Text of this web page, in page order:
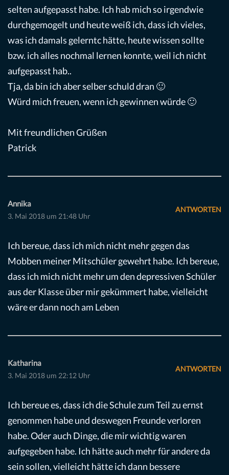
selten aufgepasst habe. Ich hab mich so irgendwie
durchgemogelt und heute weiß ich, dass ich vieles,
was ich damals gelerntc hätte, heute wissen sollte
bzw. ich alles nochmal lernen konnte, weil ich nicht
aufgepasst hab..
Tja, da bin ich aber selber schuld dran 🙂
Würd mich freuen, wenn ich gewinnen würde 🙂
Mit freundlichen Grüßen
Patrick
Annika
3. Mai 2018 um 21:48 Uhr
ANTWORTEN
Ich bereue, dass ich mich nicht mehr gegen das
Mobben meiner Mitschüler gewehrt habe. Ich bereue,
dass ich mich nicht mehr um den depressiven Schüler
aus der Klasse über mir gekümmert habe, vielleicht
wäre er dann noch am Leben
Katharina
3. Mai 2018 um 22:12 Uhr
ANTWORTEN
Ich bereue es, dass ich die Schule zum Teil zu ernst
genommen habe und deswegen Freunde verloren
habe. Oder auch Dinge, die mir wichtig waren
aufgegeben habe. Ich hätte auch mehr für andere da
sein sollen, vielleicht hätte ich dann bessere